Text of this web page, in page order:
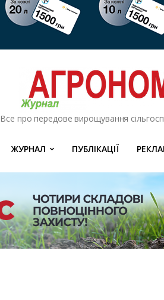
Все про передове вирощування
ЖУРНАЛ ПУБЛІКАЦІЇ